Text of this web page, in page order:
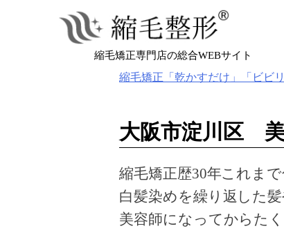
縮毛矯正専門店の総合WEBサイト
縮毛矯正「乾かすだけ」「ビビ
大阪市淀川区 美
縮毛矯正歴30年これま
白髪染めを繰り返した
美容師になってからた